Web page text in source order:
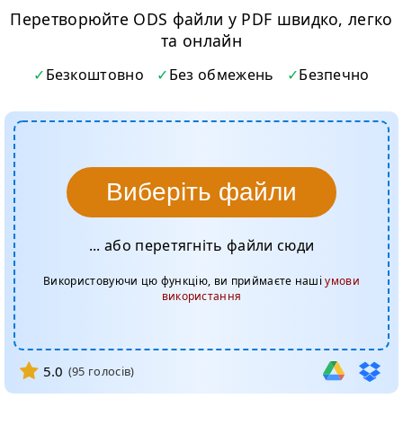
Перетворюйте ODS файли у PDF швидко, легко
та онлайн
Безкоштовно Без обмежень Безпечно
Виберіть файли
... або перетягніть файли сюди
Використовуючи цю функцію, ви приймаєте нашіумови
використання
5.0 (95 голосів)